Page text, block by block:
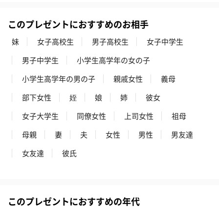
このプレゼントにおすすめのお相手
妹 女子高校生 男子高校生
女子中学生
男子中学生
小学生高学年の女の子
小学生高学年の男の子
親戚女性
義母
部下女性
姪 娘 姉
彼女
女子大学生
同僚女性 上司女性
祖母
母親
妻 夫 女性 男性
男友達
女友達
彼氏
このプレゼントにおすすめの年代